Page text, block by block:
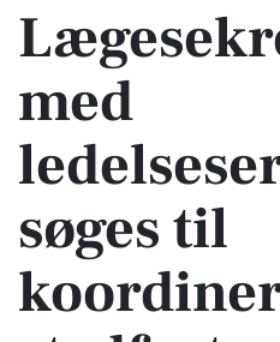
med
søges til